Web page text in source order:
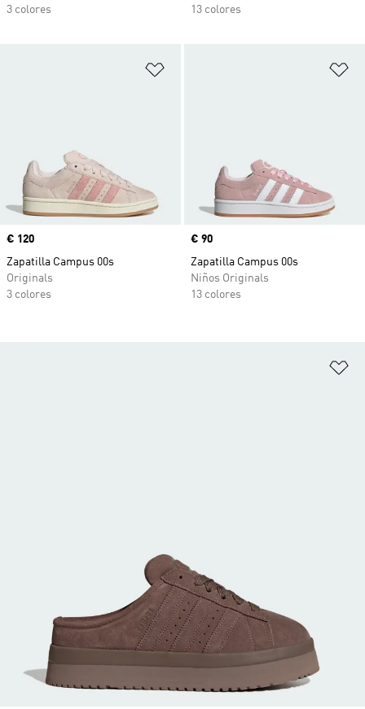
3 colores
13 colores
Precio
€ 120
Zapatilla Campus 00s
Originals
3 colores
Precio
€ 90
Zapatilla Campus 00s
Niños Originals
13 colores